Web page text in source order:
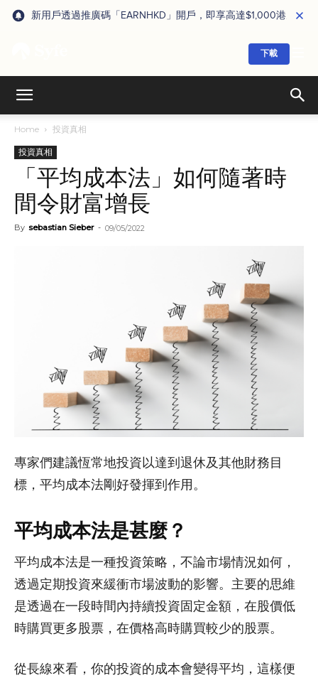
新用戶透過推廣碼「EARNHKD」開戶，即享高達$1,000港元獎賞
下載
Home 投資真相
投資真相
「平均成本法」如何隨著時
間令財富增長
By sebastian Sieber - 09/05/2022
專家們建議恆常地投資以達到退休及其他財務目
標，平均成本法剛好發揮到作用。
平均成本法是甚麼？
平均成本法是一種投資策略，不論市場情況如何，
透過定期投資來緩衝市場波動的影響。主要的思維
是透過在一段時間內持續投資固定金額，在股價低
時購買更多股票，在價格高時購買較少的股票。
從長線來看，你的投資的成本會變得平均，這樣便